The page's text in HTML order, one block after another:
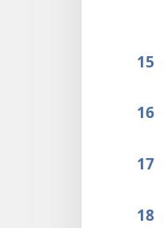
15
16
17
18